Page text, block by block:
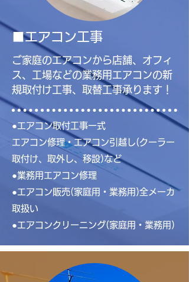
■エアコン工事
ご家庭のエアコンから店舗、オフィ
ス、工場などの業務用エアコンの新
規取付け工事、取替工事承ります！
●エアコン取付工事一式
エアコン修理・エアコン引越し(クーラー
取付け、取外し、移設)など
●業務用エアコン修理
●エアコン販売(家庭用・業務用)全メーカ
取扱い
●エアコンクリーニング(家庭用・業務用)